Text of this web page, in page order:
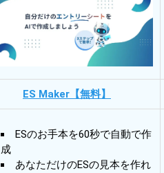
ES Maker【無料】
ESのお手本を60秒で自動で作
成
あなただけのESの見本を作れ